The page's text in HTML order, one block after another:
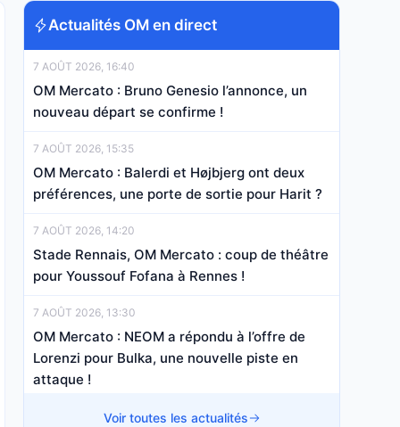
Actualités OM en direct
7 AOÛT 2026, 16:40
OM Mercato : Bruno Genesio l’annonce, un
nouveau départ se confirme !
7 AOÛT 2026, 15:35
OM Mercato : Balerdi et Højbjerg ont deux
préférences, une porte de sortie pour Harit ?
7 AOÛT 2026, 14:20
Stade Rennais, OM Mercato : coup de théâtre
pour Youssouf Fofana à Rennes !
7 AOÛT 2026, 13:30
OM Mercato : NEOM a répondu à l’offre de
Lorenzi pour Bulka, une nouvelle piste en
attaque !
7 AOÛT 2026, 11:05Voir toutes les actualités